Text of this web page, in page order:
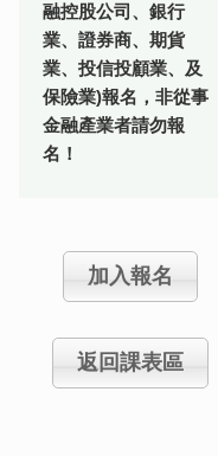
融控股公司、銀行
業、證券商、期貨
業、投信投顧業、及
保險業)報名，非從事
金融產業者請勿報
名！
加入報名
返回課表區